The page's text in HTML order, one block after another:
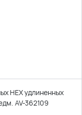
HEX удлиненных
AV-362109